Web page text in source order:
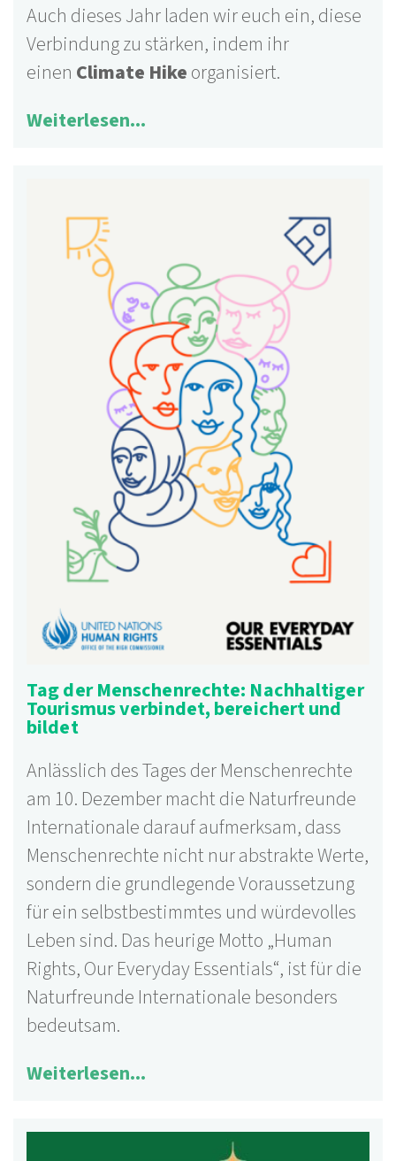
Auch dieses Jahr laden wir euch ein, diese
Verbindung zu stärken, indem ihr
einen Climate Hikeorganisiert.
Weiterlesen...
Tag der Menschenrechte: Nachhaltiger
Tourismus verbindet, bereichert und
bildet
Anlässlich des Tages der Menschenrechte
am 10. Dezember macht die Naturfreunde
Internationale darauf aufmerksam, dass
Menschenrechte nicht nur abstrakte Werte,
sondern die grundlegende Voraussetzung
für ein selbstbestimmtes und würdevolles
Leben sind. Das heurige Motto „Human
Rights, Our Everyday Essentials“, ist für die
Naturfreunde Internationale besonders
bedeutsam.
Weiterlesen...